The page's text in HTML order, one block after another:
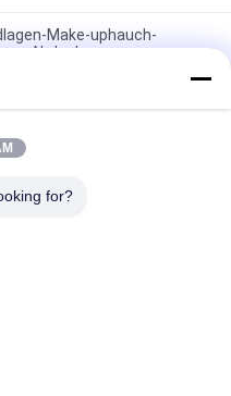
Make-uphauch-
Abdeckung
Schwamm für
Schwamm-
for?